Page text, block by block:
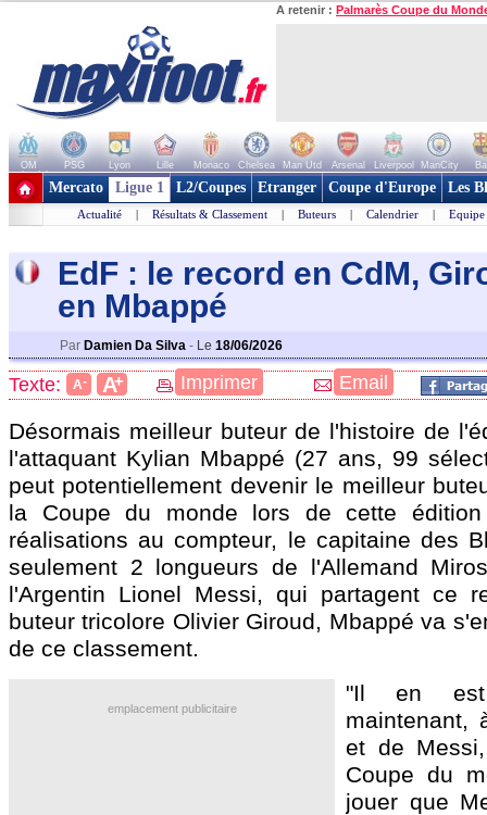
A retenir : Palmarès Coupe du
OM PSG Lyon Lille Monaco Chelsea Man Utd Arsenal Liverpool ManCity
+ de clubs
Mercato Ligue 1 L2/Coupes Etranger Coupe d'Europe Les
Actualité | Résultats & Classement | Buteurs | Calendrier | Equipe
EdF : le record en CdM,
en Mbappé
Par Damien Da Silva - Le 18/06/2026
Texte: A- A+ Imprimer Email
Désormais meilleur buteur de l'histoire de
l'attaquant Kylian Mbappé (27 ans, 99
peut potentiellement devenir le meilleur
la Coupe du monde lors de cette
réalisations au compteur, le capitaine des
seulement 2 longueurs de l'Allemand
l'Argentin Lionel Messi, qui partagent ce
buteur tricolore Olivier Giroud, Mbappé va
de ce classement.
emplacement publicitaire
"Il en
maintenant,
et de
Coupe du
jouer que